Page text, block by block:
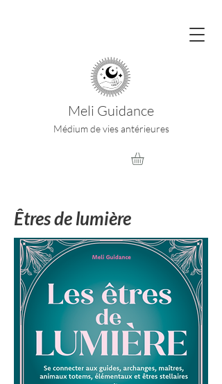
Meli Guidance
Médium de vies antérieures
Êtres de lumière